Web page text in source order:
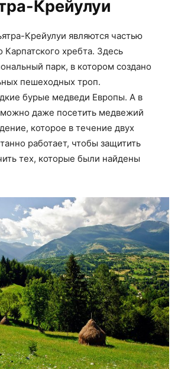
Крейулуи
Крейулуи являются частью
хребта. Здесь
парк, в котором создано
пешеходных троп.
бурые медведи Европы. А в
даже посетить медвежий
которое в течение двух
работает, чтобы защитить
тех, которые были найдены